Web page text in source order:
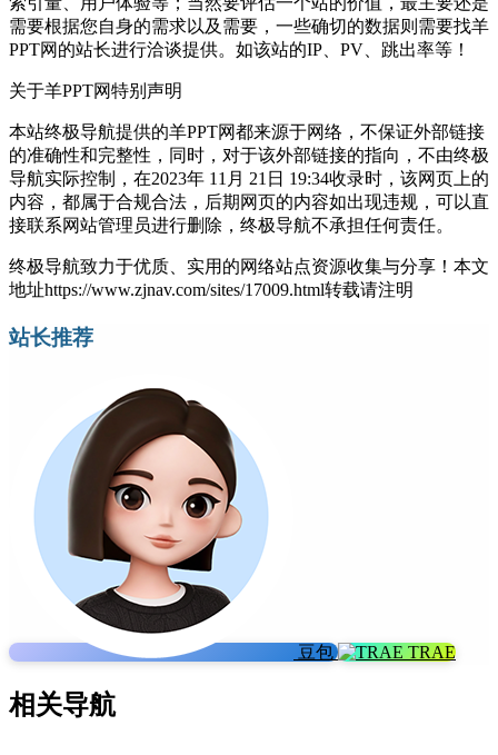
需要根据您自身的需求以及需要，一些确切的数据则需要找羊
PPT网的站长进行洽谈提供。如该站的IP、PV、跳出率等！
关于羊PPT网特别声明
本站终极导航提供的羊PPT网都来源于网络，不保证外部链接
的准确性和完整性，同时，对于该外部链接的指向，不由终极
导航实际控制，在2023年 11月 21日 19:34收录时，该网页上的
内容，都属于合规合法，后期网页的内容如出现违规，可以直
接联系网站管理员进行删除，终极导航不承担任何责任。
终极导航致力于优质、实用的网络站点资源收集与分享！ 本文
地址https://www.zjnav.com/sites/17009.html转载请注明
站长推荐
豆包 TRAE
相关导航